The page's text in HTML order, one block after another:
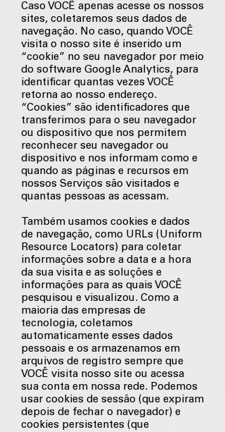
Caso VOCÊ apenas acesse os nossos
sites, coletaremos seus dados de
navegação. No caso, quando VOCÊ
visita o nosso site é inserido um
“cookie” no seu navegador por meio
do software Google Analytics, para
identificar quantas vezes VOCÊ
retorna ao nosso endereço.
“Cookies” são identificadores que
transferimos para o seu navegador
ou dispositivo que nos permitem
reconhecer seu navegador ou
dispositivo e nos informam como e
quando as páginas e recursos em
nossos Serviços são visitados e
quantas pessoas as acessam.
Também usamos cookies e dados
de navegação, como URLs (Uniform
Resource Locators) para coletar
informações sobre a data e a hora
da sua visita e as soluções e
informações para as quais VOCÊ
pesquisou e visualizou. Como a
maioria das empresas de
tecnologia, coletamos
automaticamente esses dados
pessoais e os armazenamos em
arquivos de registro sempre que
VOCÊ visita nosso site ou acessa
sua conta em nossa rede. Podemos
usar cookies de sessão (que expiram
depois de fechar o navegador) e
cookies persistentes (que